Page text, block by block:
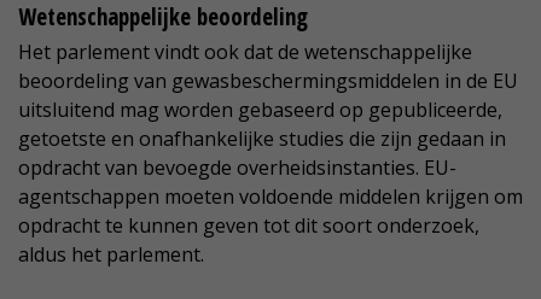
Wetenschappelijke beoordeling
Het parlement vindt ook dat de wetenschappelijke
beoordeling van gewasbeschermingsmiddelen in de EU
uitsluitend mag worden gebaseerd op gepubliceerde,
getoetste en onafhankelijke studies die zijn gedaan in
opdracht van bevoegde overheidsinstanties. EU-
agentschappen moeten voldoende middelen krijgen om
opdracht te kunnen geven tot dit soort onderzoek,
aldus het parlement.